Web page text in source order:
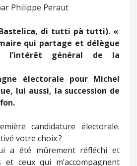
Philippe Peraut
di tutti pà tutti). «
qui partage et délègue
l’intérêt général de la
électorale pour Michel
lui aussi, la succession de
candidature électorale.
votre choix ?
a été mûrement réfléchi et
et ceux qui m’accompagnent